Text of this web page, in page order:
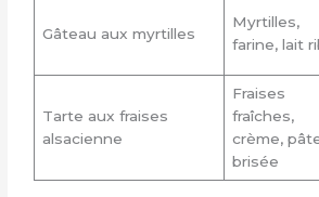
Gâteau aux myrtilles
Myrtilles,
farine, lait
Tarte aux fraises
alsacienne
Fraises
fraîches,
crème,
brisée